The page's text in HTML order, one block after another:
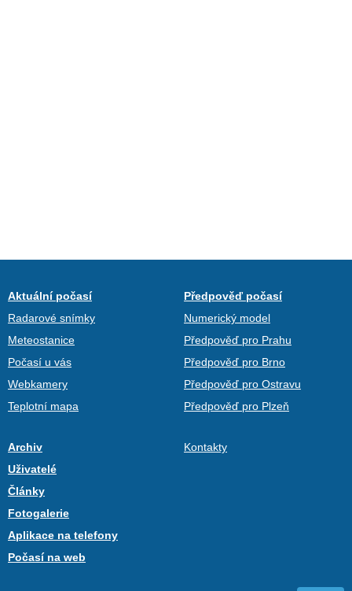
Aktuální počasí
Radarové snímky
Meteostanice
Počasí u vás
Webkamery
Teplotní mapa
Předpověď počasí
Numerický model
Předpověď pro Prahu
Předpověď pro Brno
Předpověď pro Ostravu
Předpověď pro Plzeň
Archiv
Uživatelé
Články
Fotogalerie
Aplikace na telefony
Počasí na web
Kontakty